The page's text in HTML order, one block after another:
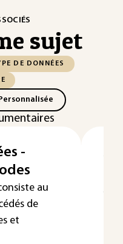
sujet
DE DONNÉES
-
au
de
et